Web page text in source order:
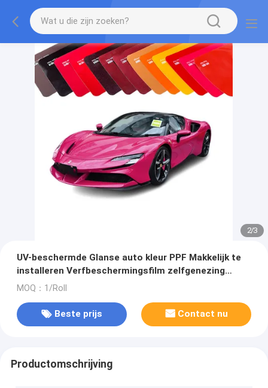
2/3
UV-beschermde Glanse auto kleur PPF Makkelijk te
installeren Verfbeschermingsfilm zelfgenezing
Zelfklevende auto wrap
MOQ：1/Roll
Beste prijs Contact nu
Productomschrijving